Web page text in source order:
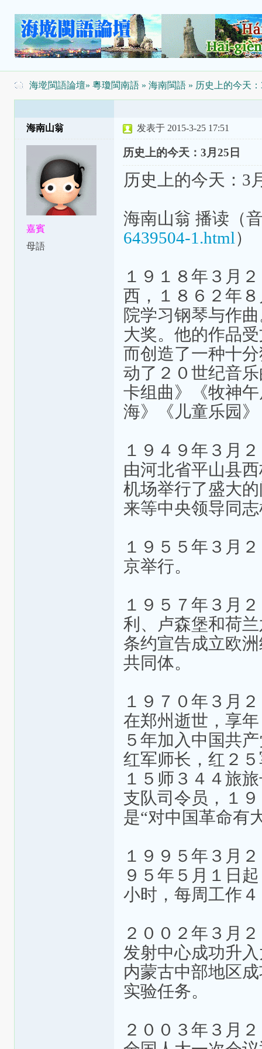
海墘閩語論壇» 粵瓊閩南語» 海南閩語» 历史上的今天：
海南山翁
嘉賓
母語
发表于 2015-3-25 17:51
历史上的今天：3月25日
历史上的今天：3
海南山翁 播读（
6439504-1.html）
１９１８年３月
西，１８６２年
院学习钢琴与作
大奖。他的作品
而创造了一种十
动了２０世纪音
卡组曲》《牧神
海》《儿童乐园
１９４９年３月
由河北省平山县
机场举行了盛大
来等中央领导同
１９５５年３月
京举行。
１９５７年３月
利、卢森堡和荷
条约宣告成立欧
共同体。
１９７０年３月
在郑州逝世，享
５年加入中国共
红军师长，红２
１５师３４４旅
支队司令员，１
是“对中国革命有
１９９５年３月
９５年５月１日
小时，每周工作
２００２年３月
发射中心成功升
内蒙古中部地区
实验任务。
２００３年３月